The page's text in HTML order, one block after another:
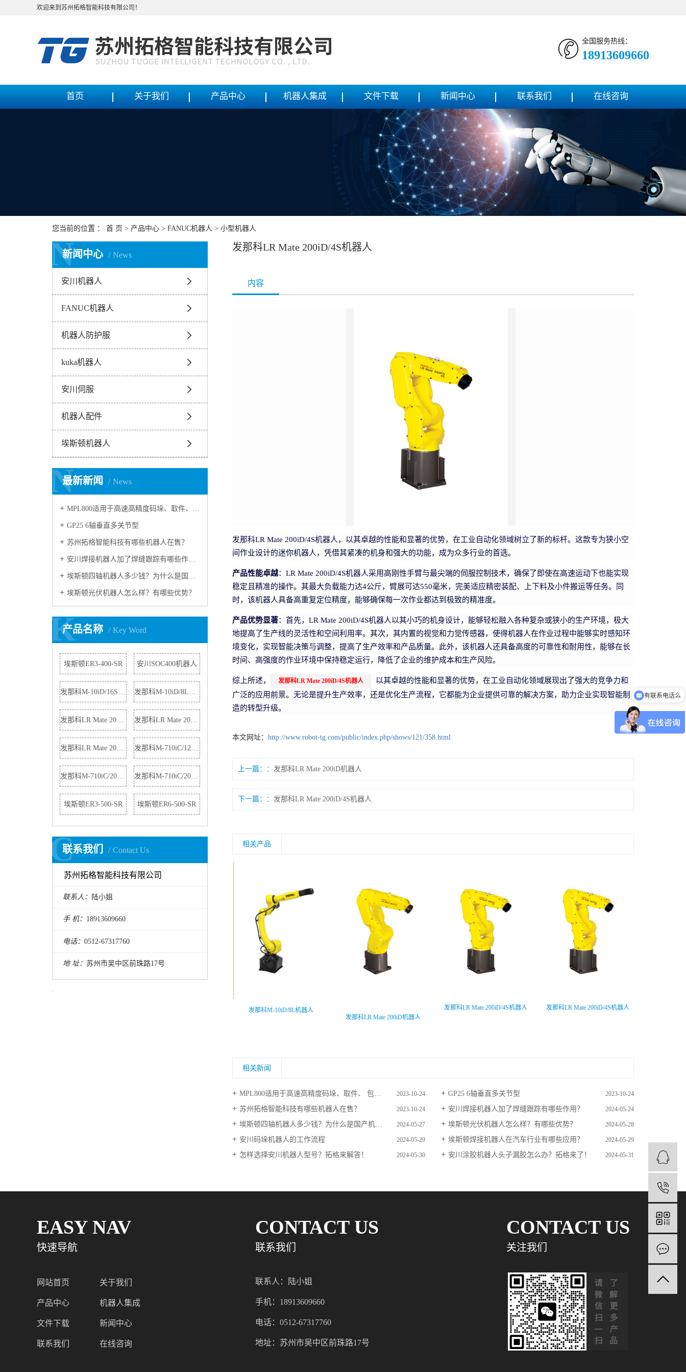
欢迎来到苏州拓格智能科技有限公司！
全国服务热线：
18913609660
首页 关于我们 产品中心 机器人集成 文件下载 新闻中心 联系我们 在线咨询
您当前的位置 ： 首 页 > 产品中心 > FANUC机器人 > 小型机器人
新闻中心 News
N
N
安川机器人
FANUC机器人
机器人防护服
kuka机器人
安川伺服
机器人配件
埃斯顿机器人
最新新闻 News
N
N
MPL800适用于高速高精度码垛、取件、 包装的多功能工业用机器人
GP25 6轴垂直多关节型
苏州拓格智能科技有哪些机器人在售？
安川焊接机器人加了焊缝跟踪有哪些作用？
埃斯顿四轴机器人多少钱？为什么是国产机器人冠军？
埃斯顿光伏机器人怎么样？有哪些优势？
产品名称 Key Word
K
K
埃斯顿ER3-400-SR 安川SOC400机器人
发那科M-10iD/16S机器人 发那科M-10iD/8L机器人
发那科LR Mate 200iD机器人 发那科LR Mate 200iD/4S机器人
发那科LR Mate 200iD/4S机器人 发那科M-710iC/12L机器人
发那科M-710iC/20M机器人 发那科M-710iC/20L机器人
埃斯顿ER3-500-SR 埃斯顿ER6-500-SR
联系我们 Contact Us
C
C
苏州拓格智能科技有限公司
联系人： 陆小姐
手 机： 18913609660
电话： 0512-67317760
地 址： 苏州市吴中区前珠路17号
发那科LR Mate 200iD/4S机器人
内容
发那科LR Mate 200iD/4S机器人，以其卓越的性能和显著的优势，在工业自动化领域树立了新的标杆。这款专为狭小空
间作业设计的迷你机器人，凭借其紧凑的机身和强大的功能，成为众多行业的首选。
产品性能卓越：LR Mate 200iD/4S机器人采用高刚性手臂与最尖端的伺服控制技术，确保了即使在高速运动下也能实现
稳定且精准的操作。其最大负载能力达4公斤，臂展可达550毫米，完美适应精密装配、上下料及小件搬运等任务。同
时，该机器人具备高重复定位精度，能够确保每一次作业都达到极致的精准度。
产品优势显著：首先，LR Mate 200iD/4S机器人以其小巧的机身设计，能够轻松融入各种复杂或狭小的生产环境，极大
地提高了生产线的灵活性和空间利用率。其次，其内置的视觉和力觉传感器，使得机器人在作业过程中能够实时感知环
境变化，实现智能决策与调整，提高了生产效率和产品质量。此外，该机器人还具备高度的可靠性和耐用性，能够在长
时间、高强度的作业环境中保持稳定运行，降低了企业的维护成本和生产风险。
综上所述， 发那科LR Mate 200iD/4S机器人
以其卓越的性能和显著的优势，在工业自动化领域展现出了强大的竞争力和
广泛的应用前景。无论是提升生产效率，还是优化生产流程，它都能为企业提供可靠的解决方案，助力企业实现智能制
造的转型升级。
本文网址： http://www.robot-tg.com/public/index.php/shows/121/358.html
上一篇： 发那科LR Mate 200iD机器人
下一篇： 发那科LR Mate 200iD/4S机器人
相关产品
发那科M-10iD/8L机器人
发那科LR Mate 200iD机器人
发那科LR Mate 200iD/4S机器人
发那科LR Mate 200iD/4S机器人
相关新闻
MPL800适用于高速高精度码垛、取件、 包装的多功能工业用机器人 2023-10-24 GP25 6轴垂直多关节型 2023-10-24
苏州拓格智能科技有哪些机器人在售？ 2023-10-24 安川焊接机器人加了焊缝跟踪有哪些作用？ 2024-05-24
埃斯顿四轴机器人多少钱？为什么是国产机器人冠军？ 2024-05-27 埃斯顿光伏机器人怎么样？有哪些优势？ 2024-05-28
安川码垛机器人的工作流程 2024-05-29 埃斯顿焊接机器人在汽车行业有哪些应用？ 2024-05-29
怎样选择安川机器人型号？拓格来解答！ 2024-05-30 安川涂胶机器人头子漏胶怎么办？拓格来了！ 2024-05-31
EASY NAV
快速导航
网站首页 关于我们
产品中心 机器人集成
文件下载 新闻中心
联系我们 在线咨询
CONTACT US
联系我们
联系人：陆小姐
手机：18913609660
电话：0512-67317760
地址：苏州市吴中区前珠路17号
CONTACT US
关注我们
有联系电话么